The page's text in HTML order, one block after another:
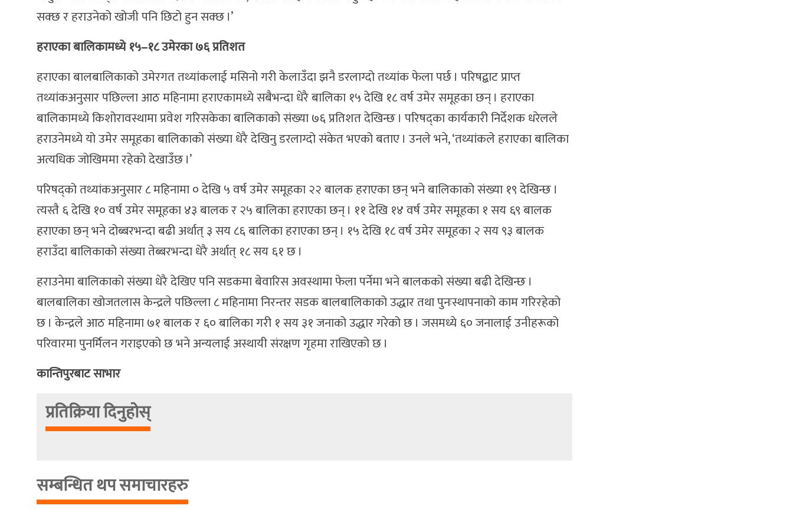
सक्छ र हराउनेको खोजी पनि छिटो हुन सक्छ ।’
हराएका बालिकामध्ये १५–१८ उमेरका ७६ प्रतिशत
हराएका बालबालिकाको उमेरगत तथ्यांकलाई मसिनो गरी केलाउँदा झनै डरलाग्दो तथ्यांक फेला पर्छ । परिषद्बाट प्राप्त
तथ्यांकअनुसार पछिल्ला आठ महिनामा हराएकामध्ये सबैभन्दा धेरै बालिका १५ देखि १८ वर्ष उमेर समूहका छन् । हराएका
बालिकामध्ये किशोरावस्थामा प्रवेश गरिसकेका बालिकाको संख्या ७६ प्रतिशत देखिन्छ । परिषद्का कार्यकारी निर्देशक धरेलले
हराउनेमध्ये यो उमेर समूहका बालिकाको संख्या धेरै देखिनु डरलाग्दो संकेत भएको बताए । उनले भने, ‘तथ्यांकले हराएका बालिका
अत्यधिक जोखिममा रहेको देखाउँछ ।’
परिषद्को तथ्यांकअनुसार ८ महिनामा ० देखि ५ वर्ष उमेर समूहका २२ बालक हराएका छन् भने बालिकाको संख्या १९ देखिन्छ ।
त्यस्तै ६ देखि १० वर्ष उमेर समूहका ४३ बालक र २५ बालिका हराएका छन् । ११ देखि १४ वर्ष उमेर समूहका १ सय ६९ बालक
हराएका छन् भने दोब्बरभन्दा बढी अर्थात् ३ सय ८६ बालिका हराएका छन् । १५ देखि १८ वर्ष उमेर समूहका २ सय ९३ बालक
हराउँदा बालिकाको संख्या तेब्बरभन्दा धेरै अर्थात् १८ सय ६१ छ ।
हराउनेमा बालिकाको संख्या धेरै देखिए पनि सडकमा बेवारिस अवस्थामा फेला पर्नेमा भने बालकको संख्या बढी देखिन्छ ।
बालबालिका खोजतलास केन्द्रले पछिल्ला ८ महिनामा निरन्तर सडक बालबालिकाको उद्धार तथा पुनःस्थापनाको काम गरिरहेको
छ । केन्द्रले आठ महिनामा ७१ बालक र ६० बालिका गरी १ सय ३१ जनाको उद्धार गरेको छ । जसमध्ये ६० जनालाई उनीहरूको
परिवारमा पुनर्मिलन गराइएको छ भने अन्यलाई अस्थायी संरक्षण गृहमा राखिएको छ ।
कान्तिपुरबाट साभार
प्रतिक्रिया दिनुहोस्
सम्बन्धित थप समाचारहरु